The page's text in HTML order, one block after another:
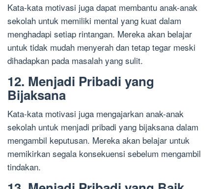
Kata-kata motivasi juga dapat membantu anak-anak
sekolah untuk memiliki mental yang kuat dalam
menghadapi setiap rintangan. Mereka akan belajar
untuk tidak mudah menyerah dan tetap tegar meski
dihadapkan pada masalah yang sulit.
12. Menjadi Pribadi yang
Bijaksana
Kata-kata motivasi juga mengajarkan anak-anak
sekolah untuk menjadi pribadi yang bijaksana dalam
mengambil keputusan. Mereka akan belajar untuk
memikirkan segala konsekuensi sebelum mengambil
tindakan.